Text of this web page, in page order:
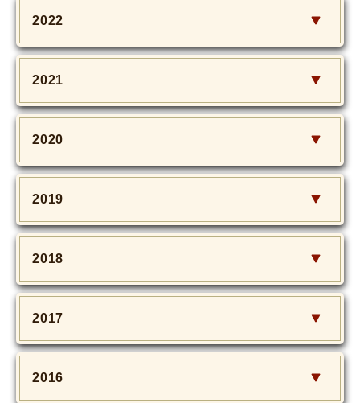
2022
2021
2020
2019
2018
2017
2016